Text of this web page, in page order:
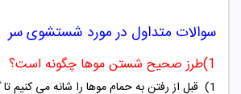
سوالات متداول در مورد شستشوی سر
1)طرز صحیح شستن موها چگونه است؟
1) قبل از رفتن به حمام موها را شانه می کنیم